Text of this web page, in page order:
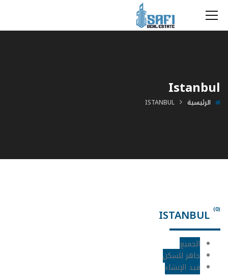
Istanbul
الرئيسية ISTANBUL
ISTANBUL (0)
الجميع
جاهز للسكن
قيد الإنشاء